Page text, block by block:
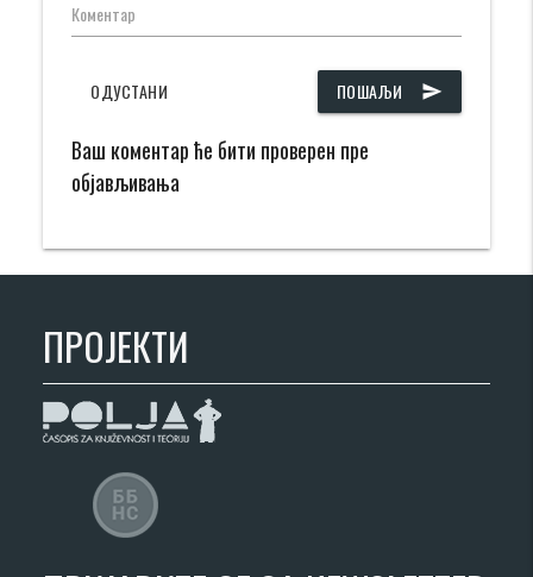
Коментар
ПОШАЉИ send
ОДУСТАНИ
Ваш коментар ће бити проверен пре
објављивања
ПРОЈЕКТИ